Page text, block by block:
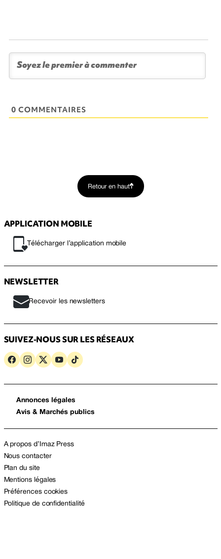
0 COMMENTAIRES
Retour en haut
APPLICATION MOBILE
Télécharger l’application mobile
NEWSLETTER
Recevoir les newsletters
SUIVEZ-NOUS SUR LES RÉSEAUX
Annonces légales
Avis & Marchés publics
A propos d’Imaz Press
Nous contacter
Plan du site
Mentions légales
Préférences cookies
Politique de confidentialité